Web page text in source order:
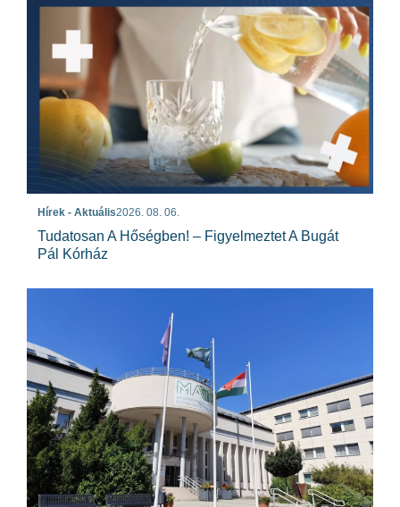
Hírek - Aktuális2026. 08. 06.
Tudatosan A Hőségben! – Figyelmeztet A Bugát
Pál Kórház